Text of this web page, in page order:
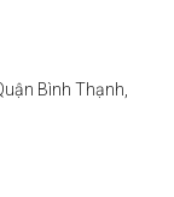
Bình Thạnh,